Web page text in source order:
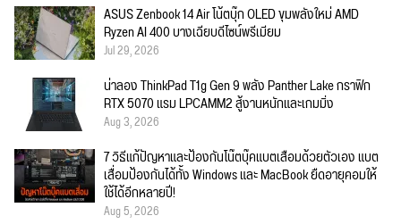
ASUS Zenbook 14 Air โน้ตบุ๊ก OLED ขุมพลังใหม่ AMD
Ryzen AI 400 บางเฉียบดีไซน์พรีเมียม
Jul 29, 2026
น่าลอง ThinkPad T1g Gen 9 พลัง Panther Lake กราฟิก
RTX 5070 แรม LPCAMM2 สู้งานหนักและเกมมิ่ง
Aug 3, 2026
7 วิธีแก้ปัญหาและป้องกันโน๊ตบุ๊คแบตเสื่อมด้วยตัวเอง แบต
เสื่อมป้องกันได้ทั้ง Windows และ MacBook ยืดอายุคอมให้
ใช้ได้อีกหลายปี!
Aug 5, 2026